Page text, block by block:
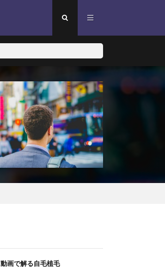
動画で解る自毛植毛